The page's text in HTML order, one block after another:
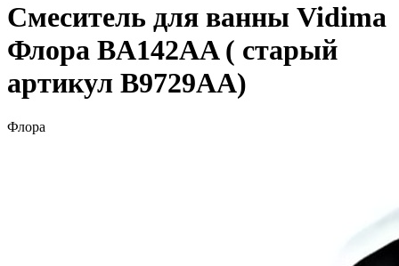
Смеситель для ванны Vidima
Флора BA142AA ( старый
артикул B9729AA)
Флора